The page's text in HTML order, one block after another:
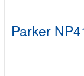
Parker